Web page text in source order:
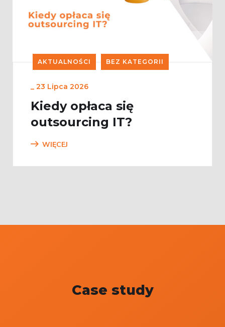
AKTUALNOŚCI BEZ KATEGORII
_ 23 Lipca 2026
Kiedy opłaca się
outsourcing IT?
WIĘCEJ
Case study